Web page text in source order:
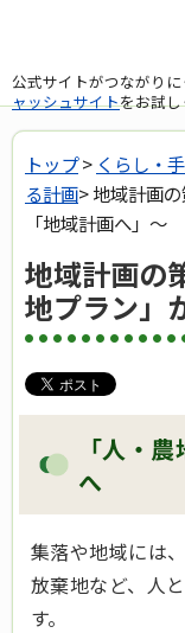
公式サイトがつながり
ャッシュサイトをお試
トップ> くらし・
る計画> 地域計画
「地域計画へ」～
地域計画の
地プラン」
「人・
へ
集落や地域には
放棄地など、人
す。